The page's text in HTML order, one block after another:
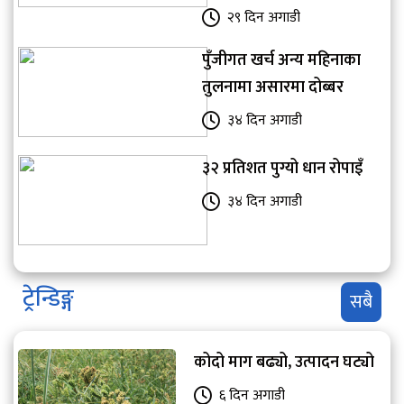
२९ दिन अगाडी
पुँजीगत खर्च अन्य महिनाका
तुलनामा असारमा दोब्बर
३४ दिन अगाडी
३२ प्रतिशत पुग्यो धान रोपाइँ
३४ दिन अगाडी
ट्रेन्डिङ्ग सबै
कोदो माग बढ्यो, उत्पादन घट्यो
६ दिन अगाडी